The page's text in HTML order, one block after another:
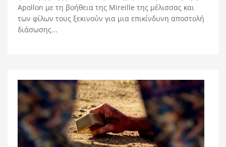
Apollon με τη βοήθεια της Mireille της μέλισσας και
των φίλων τους ξεκινούν για μια επικίνδυνη αποστολή
διάσωσης...